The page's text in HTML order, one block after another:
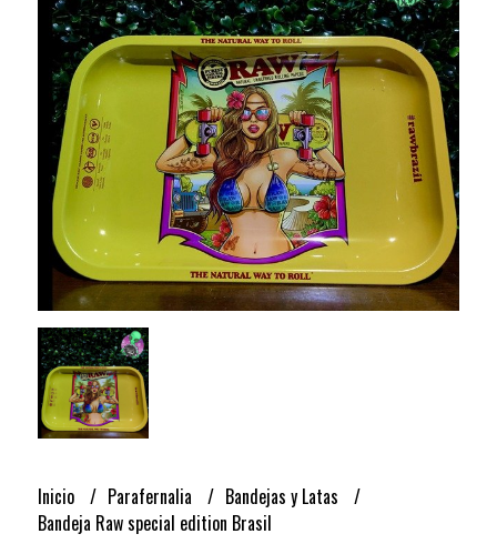
Inicio Parafernalia
Bandejas y Latas
Bandeja Raw special edition Brasil